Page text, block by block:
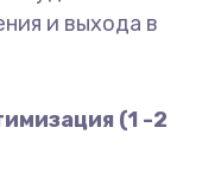
и выхода в
(1 -2